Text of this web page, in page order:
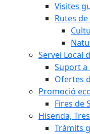
Visites
Rutes
Servei Local
Suport a
Ofertes
Promoció
Fires de
Hisenda,
Tràmits